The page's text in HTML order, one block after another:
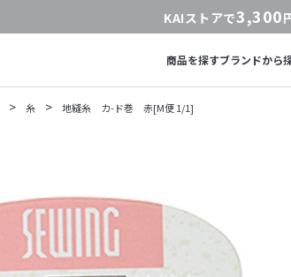
KAIストアで3,300
商品を探すブランドから
> 糸 > 地縫糸 カ-ド巻 赤[M便 1/1]